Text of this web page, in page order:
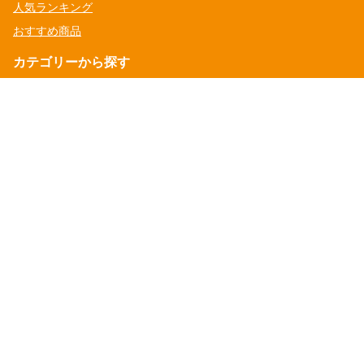
人気ランキング
おすすめ商品
カテゴリーから探す